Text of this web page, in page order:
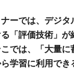
ーでは、デジタ
「評価技術」が
では、「大量に
学習に利用でき